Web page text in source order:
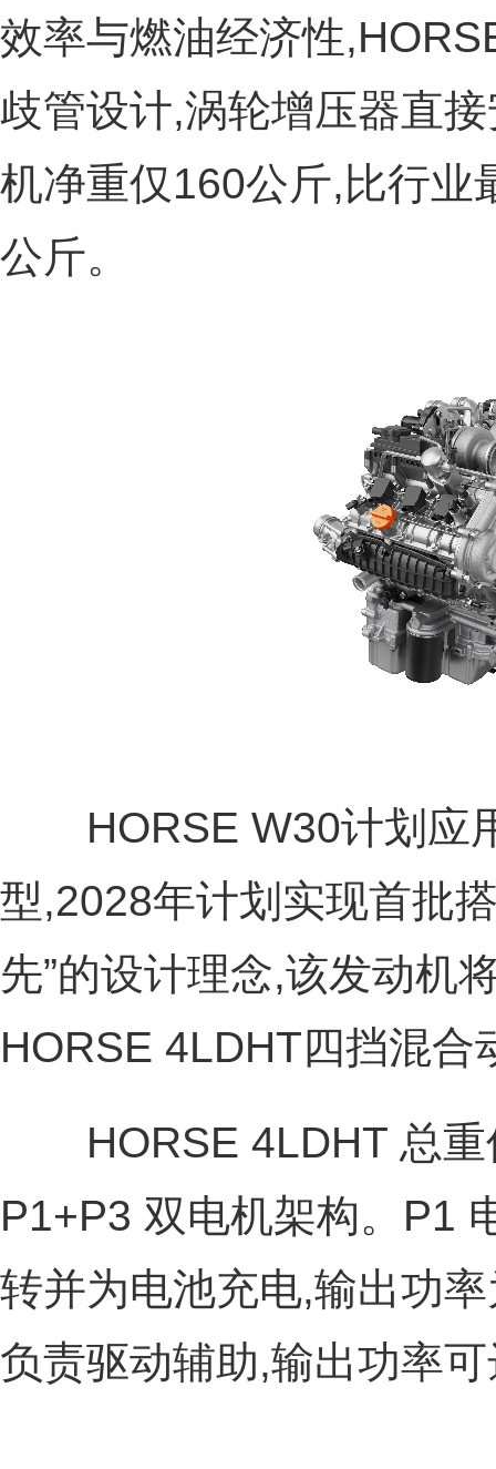
效率与燃油经济性
歧管设计,涡轮增压器直
机净重仅160公斤,比行业
公斤。
HORSE W30计划应
型,2028年计划实现首批
先”的设计理念,该发动机
HORSE 4LDHT四挡混合
HORSE 4LDHT 总重
P1+P3 双电机架构。P1
转并为电池充电,输出功
负责驱动辅助,输出功率